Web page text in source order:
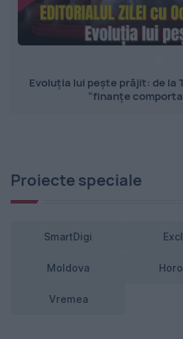
Evoluția lui pește prăjit: de la
”finanțe
Proiecte speciale
SmartDigi
Moldova
Vremea